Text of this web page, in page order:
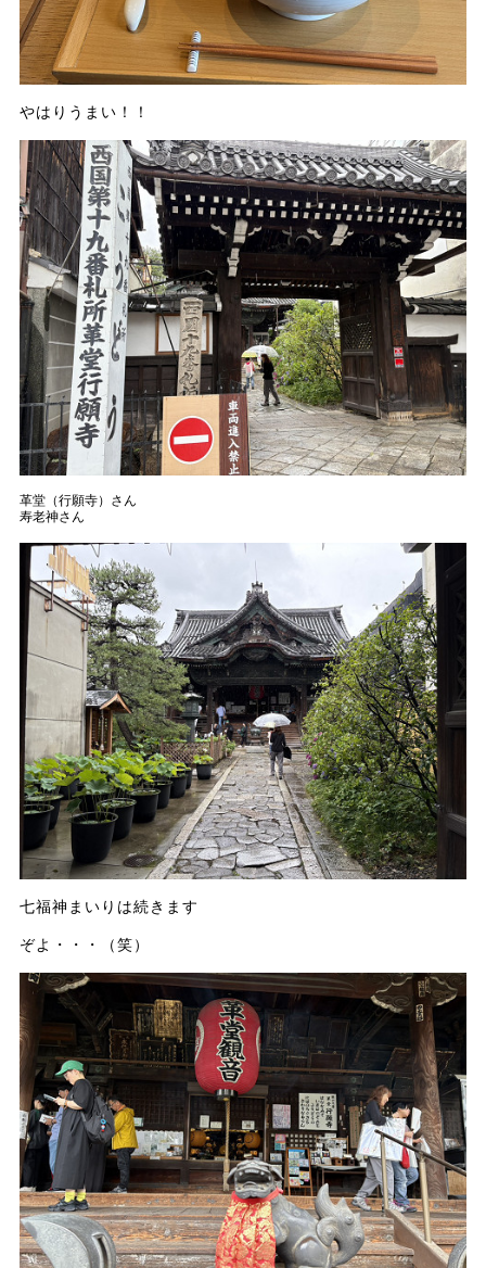
やはりうまい！！
革堂（行願寺）さん
寿老神さん
七福神まいりは続きます
ぞよ・・・（笑）